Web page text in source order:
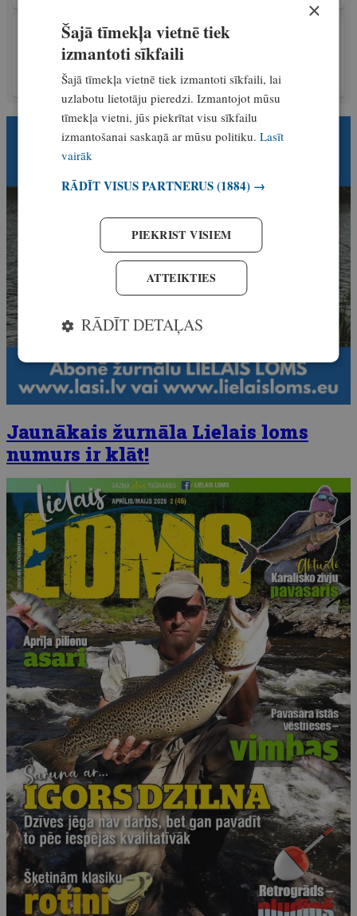
AKTUALITĀTES
Šovasar notiks plaša Melnupes izpēte un
gatavos Zeltiņu aizsprosta pārbūves projektu
Ekskluzīvi 5. jūnijs, 2026
Jaunākais žurnāla Lielais loms
numurs ir klāt!
×
Šajā tīmekļa vietnē tiek
izmantoti sīkfaili
Šajā tīmekļa vietnē tiek izmantoti sīkfaili, lai
uzlabotu lietotāju pieredzi. Izmantojot mūsu
tīmekļa vietni, jūs piekrītat visu sīkfailu
izmantošanai saskaņā ar mūsu politiku.Lasīt
vairāk
RĀDĪT VISUS PARTNERUS(1884) →
PIEKRIST VISIEM
ATTEIKTIES
RĀDĪT DETAĻAS